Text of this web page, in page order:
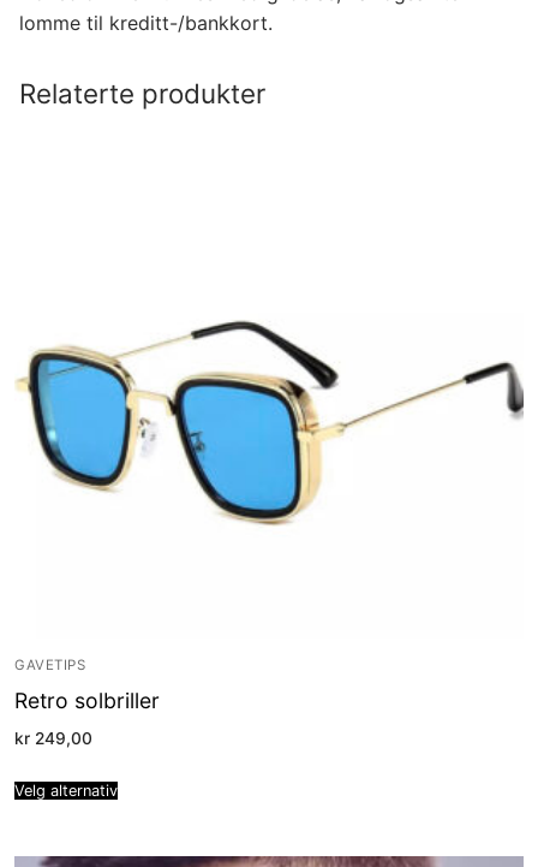
lomme til kreditt-/bankkort.
Relaterte produkter
GAVETIPS
Retro solbriller
kr 249,00
Velg alternativ